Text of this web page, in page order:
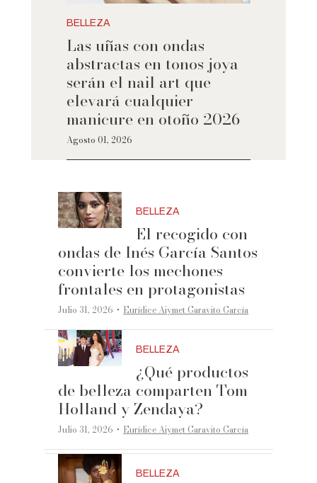
BELLEZA
Las uñas con ondas
abstractas en tonos joya
serán el nail art que
elevará cualquier
manicure en otoño 2026
Agosto 01, 2026
BELLEZA
El recogido con
ondas de Inés García Santos
convierte los mechones
frontales en protagonistas
Julio 31, 2026 ·Eurídice Aiymet Garavito García
BELLEZA
¿Qué productos
de belleza comparten Tom
Holland y Zendaya?
Julio 31, 2026 ·Eurídice Aiymet Garavito García
BELLEZA